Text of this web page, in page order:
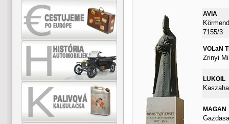
AVIA
7155/3
VOLaN
Zrinyi
LUKOIL
MAGAN